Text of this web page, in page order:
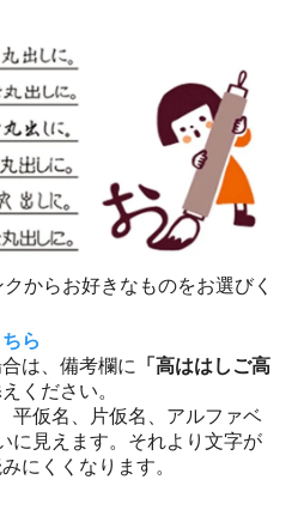
からお好きなものをお選びく
ら
は、備考欄に
「高ははしご高
ください。
平仮名、片仮名、アルファベ
に見えます。それより文字が
にくくなります。